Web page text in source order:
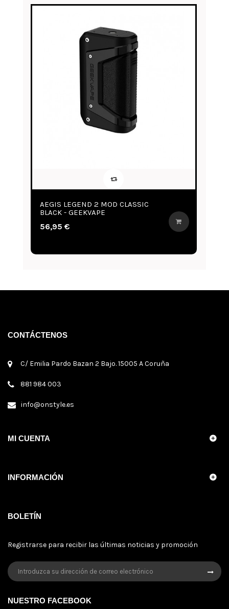
LEGEND 2 MOD CLASSIC
- GEEKVAPE
GEEKVAPE
56,95 €
CONTÁCTENOS
C/ Emilia Pardo Bazan 2 Bajo. 15005 A Coruña
881 984 003
info@onstyle.es
MI CUENTA
INFORMACIÓN
BOLETÍN
Registrarse para recibir las últimas noticias y promoción
NUESTRO FACEBOOK